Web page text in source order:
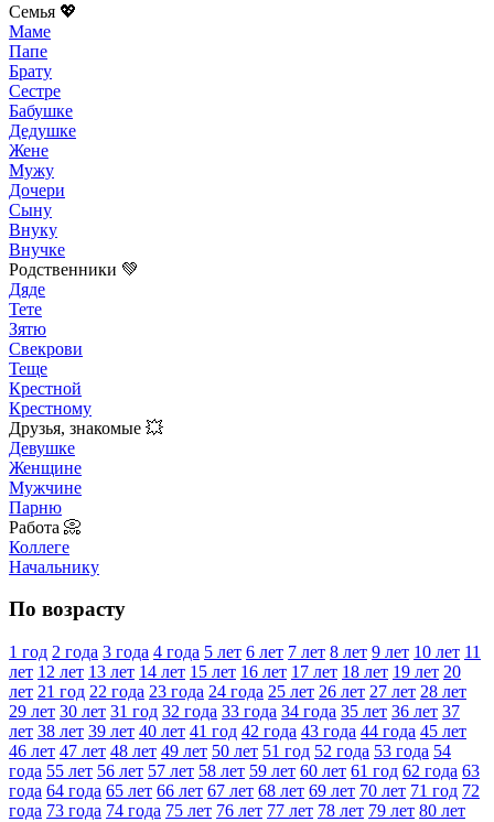
Семья 💖
Маме
Папе
Брату
Сестре
Бабушке
Дедушке
Жене
Мужу
Дочери
Сыну
Внуку
Внучке
Родственники 💚
Дяде
Тете
Зятю
Свекрови
Теще
Крестной
Крестному
Друзья, знакомые 💥
Девушке
Женщине
Мужчине
Парню
Работа 📀
Коллеге
Начальнику
По возрасту
1 год 2 года 3 года 4 года 5 лет 6 лет 7 лет 8 лет 9 лет 10 лет 11
лет 12 лет 13 лет 14 лет 15 лет 16 лет 17 лет 18 лет 19 лет 20
лет 21 год 22 года 23 года 24 года 25 лет 26 лет 27 лет 28 лет
29 лет 30 лет 31 год 32 года 33 года 34 года 35 лет 36 лет 37
лет 38 лет 39 лет 40 лет 41 год 42 года 43 года 44 года 45 лет
46 лет 47 лет 48 лет 49 лет 50 лет 51 год 52 года 53 года 54
года 55 лет 56 лет 57 лет 58 лет 59 лет 60 лет 61 год 62 года 63
года 64 года 65 лет 66 лет 67 лет 68 лет 69 лет 70 лет 71 год 72
года 73 года 74 года 75 лет 76 лет 77 лет 78 лет 79 лет 80 лет